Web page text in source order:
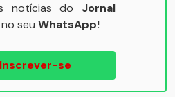
notícias do Jornal
no seu WhatsApp!
Inscrever-se